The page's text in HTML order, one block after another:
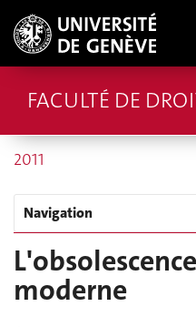
FACULTÉ DE
2011
Navigation
moderne